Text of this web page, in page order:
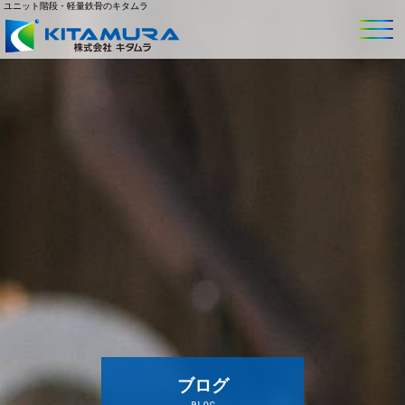
ユニット階段・軽量鉄骨のキタムラ
ブログ